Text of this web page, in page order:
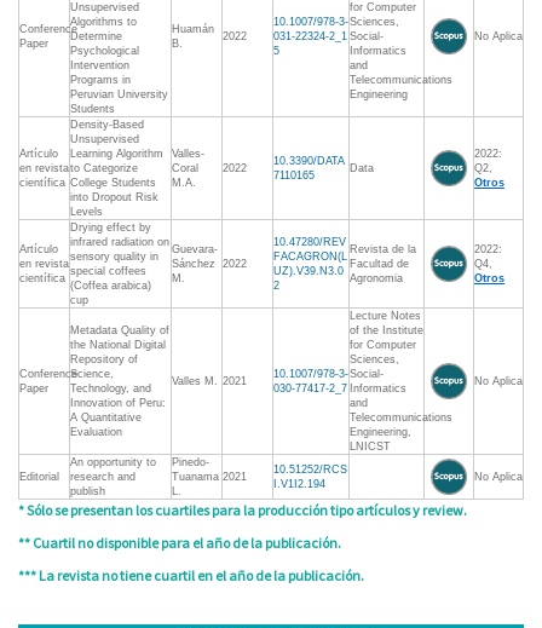
Conference
Paper
Unsupervised
Algorithms to
Determine
Psychological
Intervention
Programs in
Peruvian University
Students
Huamán
B.
2022
10.1007/978-3-
031-22324-2_1
5
for Computer
Sciences,
Social-
Informatics
and
Telecommunications
Engineering
No Aplica
Artículo
en revista
científica
Density-Based
Unsupervised
Learning Algorithm
to Categorize
College Students
into Dropout Risk
Levels
Valles-
Coral
M.A.
2022
10.3390/DATA
7110165
Data
2022:
Q2,
Otros
Artículo
en revista
científica
Drying effect by
infrared radiation on
sensory quality in
special coffees
(Coffea arabica)
cup
Guevara-
Sánchez
M.
2022
10.47280/REV
FACAGRON(L
UZ).V39.N3.0
2
Revista de la
Facultad de
Agronomia
2022:
Q4,
Otros
Conference
Paper
Metadata Quality of
the National Digital
Repository of
Science,
Technology, and
Innovation of Peru:
A Quantitative
Evaluation
Valles M. 2021
10.1007/978-3-
030-77417-2_7
Lecture Notes
of the Institute
for Computer
Sciences,
Social-
Informatics
and
Telecommunications
Engineering,
LNICST
No Aplica
Editorial
An opportunity to
research and
publish
Pinedo-
Tuanama
L.
2021
10.51252/RCS
I.V1I2.194
No Aplica
* Sólo se presentan los cuartiles para la producción tipo artículos y review.
** Cuartil no disponible para el año de la publicación.
*** La revista no tiene cuartil en el año de la publicación.